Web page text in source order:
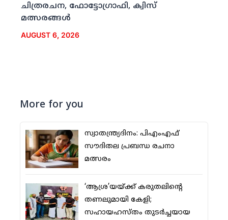
ചിത്രരചന, ഫോട്ടോഗ്രാഫി, ക്വിസ്
മത്സരങ്ങള്‍
AUGUST 6, 2026
More for you
സ്വാതന്ത്ര്യദിനം: പിഎംഎഫ്
സൗദിതല പ്രബന്ധ രചനാ
മത്സരം
‘ആശ്ര’യയ്ക്ക് കരുതലിന്റെ
തണലുമായി കേളി;
സഹായഹസ്തം തുടര്‍ച്ചയായ